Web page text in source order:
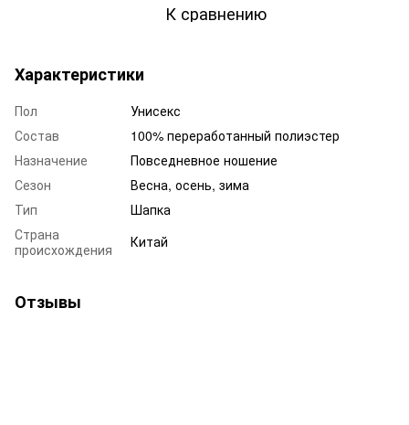
К сравнению
Характеристики
Пол
Унисекс
Состав
100% переработанный полиэстер
Назначение
Повседневное ношение
Сезон
Весна, осень, зима
Тип
Шапка
Страна
происхождения
Китай
Отзывы